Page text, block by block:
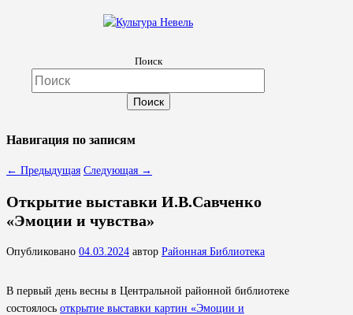
Культура Невель
МБУК Невельского района "Культура и досуг"
Поиск
Навигация по записям
← Предыдущая Следующая →
Открытие выставки И.В.Савченко
«Эмоции и чувства»
Опубликовано 04.03.2024 автор Районная Библиотека
В первый день весны в Центральной районной библиотеке
состоялось открытие выставки картин «Эмоции и